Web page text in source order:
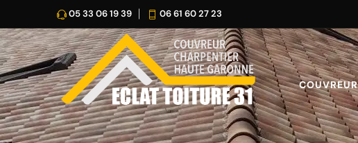
05 33 06 19 39 06 61 60 27 23